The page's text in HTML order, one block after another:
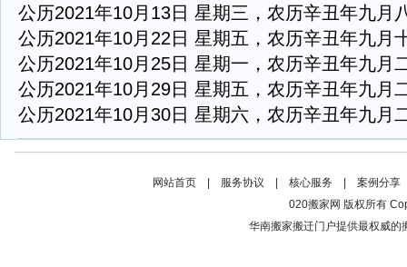
公历2021年10月13日 星期三，农历辛丑年九月
公历2021年10月22日 星期五，农历辛丑年九月
公历2021年10月25日 星期一，农历辛丑年九月
公历2021年10月29日 星期五，农历辛丑年九月
公历2021年10月30日 星期六，农历辛丑年九月
网站首页 服务协议 核心服务 案例分享
020搬家网 版权所有
华南搬家搬迁门户提供最权威